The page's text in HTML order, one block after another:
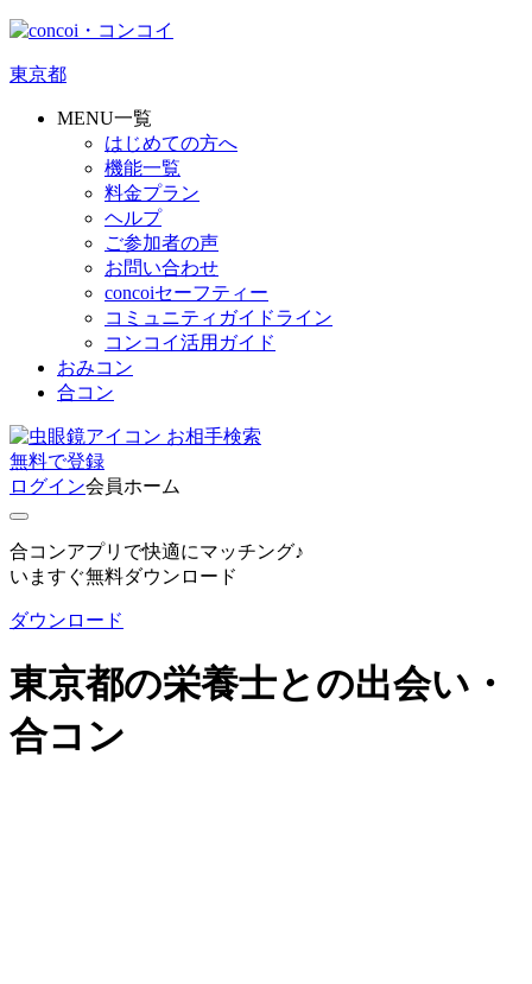
東京都
MENU一覧
はじめての方へ
機能一覧
料金プラン
ヘルプ
ご参加者の声
お問い合わせ
concoiセーフティー
コミュニティガイドライン
コンコイ活用ガイド
おみコン
合コン
お相手検索
無料で登録
ログイン会員ホーム
合コンアプリで快適にマッチング♪
いますぐ無料ダウンロード
ダウンロード
東京都の栄養士との出会い・
合コン